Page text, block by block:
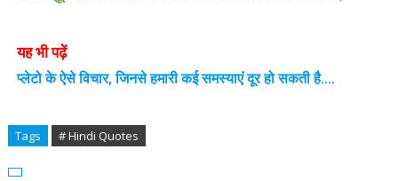
यह भी पढ़ें
प्लेटो के ऐसे विचार, जिनसे हमारी कई समस्याएं दूर हो सकती है....
Tags # Hindi Quotes